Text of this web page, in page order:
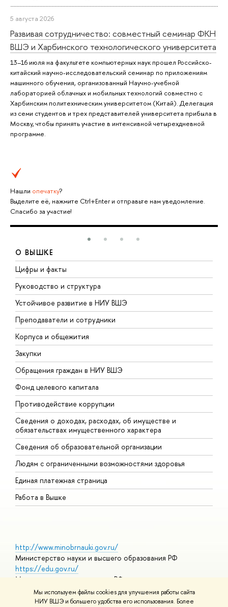
Мы используем файлы cookies для улучшения работы сайта
НИУ ВШЭ и большего удобства его использования. Более
5 августа 2026
Развивая сотрудничество: совместный семинар ФКН
ВШЭ и Харбинского технологического университета
13–16 июля на факультете компьютерных наук прошел Российско-
китайский научно-исследовательский семинар по приложениям
машинного обучения, организованный Научно-учебной
лабораторией облачных и мобильных технологий совместно с
Харбинским политехническим университетом (Китай). Делегация
из семи студентов и трех представителей университета прибыла в
Москву, чтобы принять участие в интенсивной четырехдневной
программе.
Нашли опечатку?
Выделите её, нажмите Ctrl+Enter и отправьте нам уведомление.
Спасибо за участие!
О ВЫШКЕ
Цифры и факты
Руководство и структура
Устойчивое развитие в НИУ ВШЭ
Преподаватели и сотрудники
Корпуса и общежития
Закупки
Обращения граждан в НИУ ВШЭ
Фонд целевого капитала
Противодействие коррупции
Сведения о доходах, расходах, об имуществе и
обязательствах имущественного характера
Сведения об образовательной организации
Людям с ограниченными возможностями здоровья
Единая платежная страница
Работа в Вышке
http://www.minobrnauki.gov.ru/
Министерство науки и высшего образования РФ
https://edu.gov.ru/
Министерство просвещения РФ
https://elearning.hse.ru/mooc
Массовые открытые онлайн-курсы